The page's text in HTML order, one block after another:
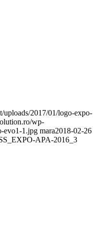
uploads/2017/01/logo-expo-
wp-
evo1-1.jpg mara2018-02-26
APA-2016_3